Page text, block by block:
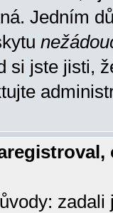
Jedním
si jste jisti,